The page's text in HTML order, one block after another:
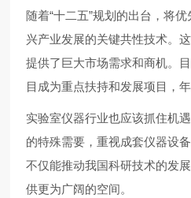
随着“十二五”规划的出台，将
兴产业发展的关键共性技术。
提供了巨大市场需求和商机。
目成为重点扶持和发展项目，
实验室仪器行业也应该抓住机
的特殊需要，重视成套仪器设
不仅能推动我国科研技术的发
供更为广阔的空间。